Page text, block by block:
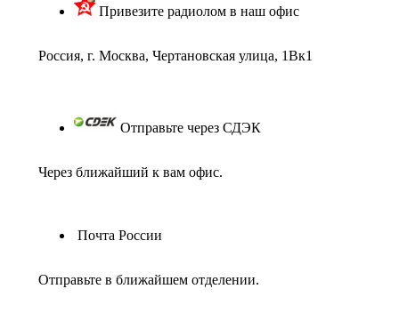
Привезите радиолом в наш офис
Россия, г. Москва, Чертановская улица, 1Вк1
Отправьте через СДЭК
Через ближайший к вам офис.
Почта России
Отправьте в ближайшем отделении.